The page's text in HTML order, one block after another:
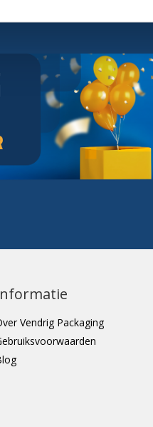
Vendrig Packaging